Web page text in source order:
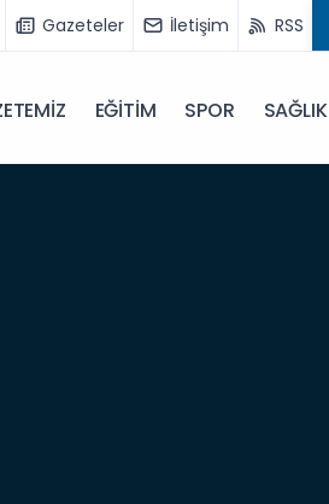
Gazeteler İletişim RSS
EĞİTİM SPOR SAĞLIK